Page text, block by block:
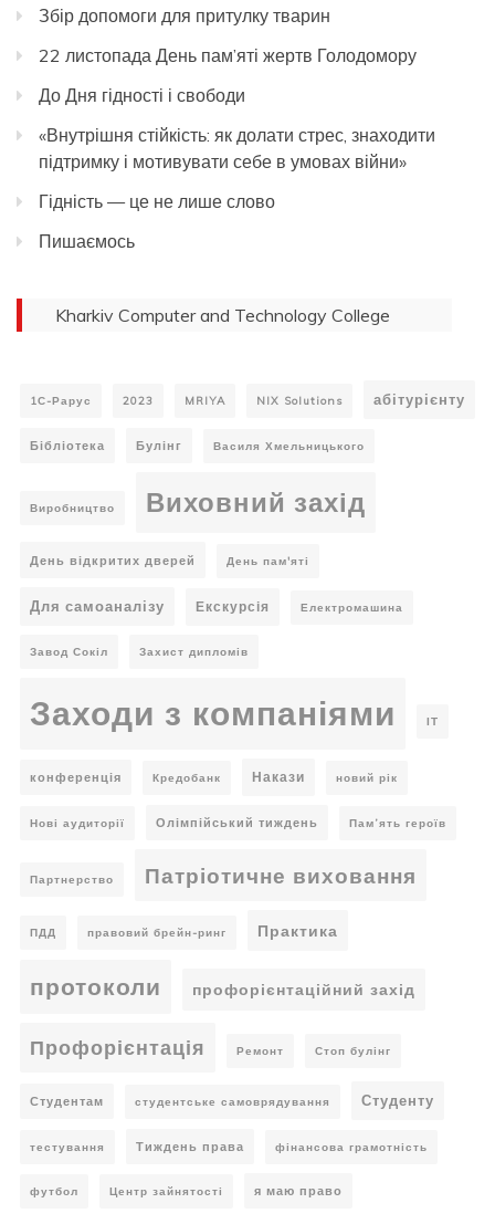
Збір допомоги для притулку тварин
22 листопада День пам’яті жертв Голодомору
До Дня гідності і свободи
«Внутрішня стійкість: як долати стрес, знаходити
підтримку і мотивувати себе в умовах війни»
Гідність — це не лише слово
Пишаємось
Kharkiv Computer and Technology College
1С-Рарус 2023 MRIYA NIX Solutions абітурієнту
Бібліотека Булінг Василя Хмельницького
Виробництво Виховний захід
День відкритих дверей День пам'яті
Для самоаналізу Екскурсія Електромашина
Завод Сокіл Захист дипломів
Заходи з компаніями ІТ
конференція Кредобанк Накази новий рік
Нові аудиторії Олімпійський тиждень Пам’ять героїв
Партнерство Патріотичне виховання
ПДД правовий брейн-ринг Практика
протоколи профорієнтаційний захід
Профорієнтація Ремонт Стоп булінг
Студентам студентське самоврядування Студенту
тестування Тиждень права фінансова грамотність
футбол Центр зайнятості я маю право